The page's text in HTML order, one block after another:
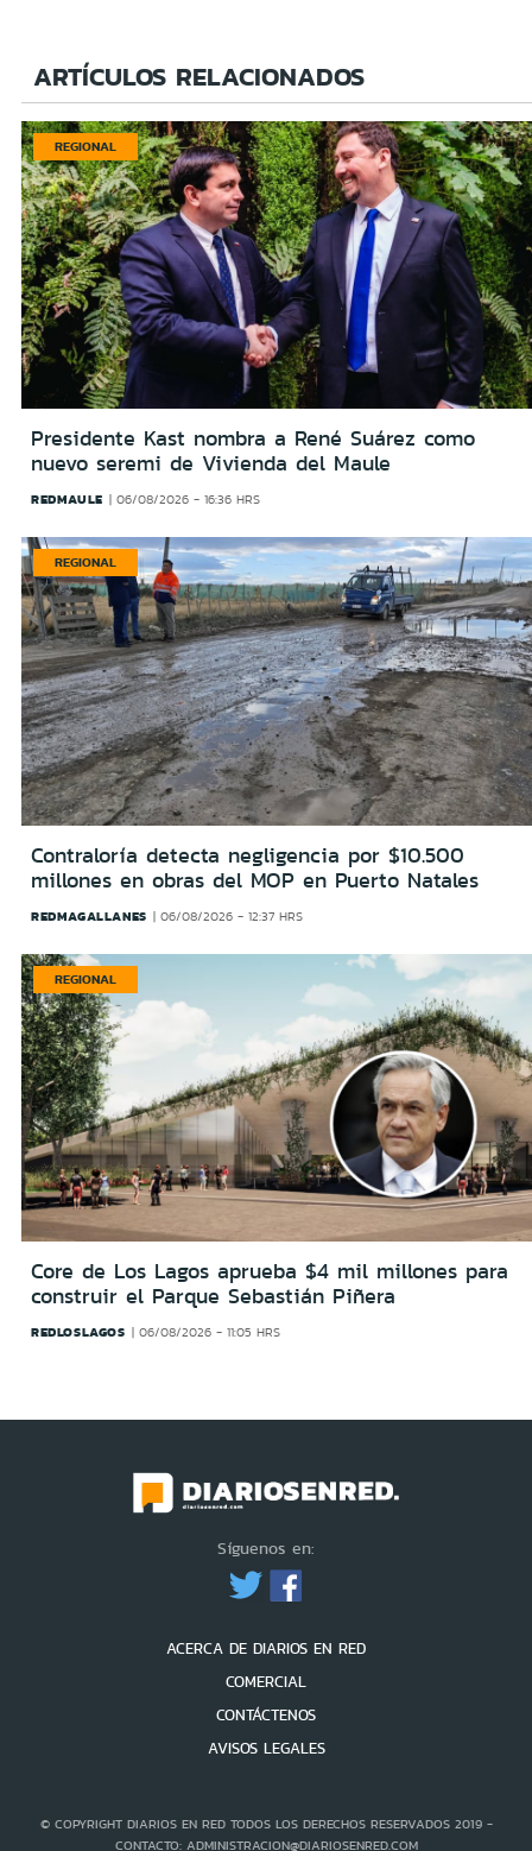
ARTÍCULOS RELACIONADOS
REGIONAL
Presidente Kast nombra a René Suárez como
nuevo seremi de Vivienda del Maule
REDMAULE 06/08/2026 - 16:36 HRS
REGIONAL
Contraloría detecta negligencia por $10.500
millones en obras del MOP en Puerto Natales
REDMAGALLANES 06/08/2026 - 12:37 HRS
REGIONAL
Core de Los Lagos aprueba $4 mil millones para
construir el Parque Sebastián Piñera
REDLOSLAGOS 06/08/2026 - 11:05 HRS
Síguenos en:
ACERCA DE DIARIOS EN RED
COMERCIAL
CONTÁCTENOS
AVISOS LEGALES
© COPYRIGHT DIARIOS EN RED TODOS LOS DERECHOS RESERVADOS 2019 -
CONTACTO: ADMINISTRACION@DIARIOSENRED.COM